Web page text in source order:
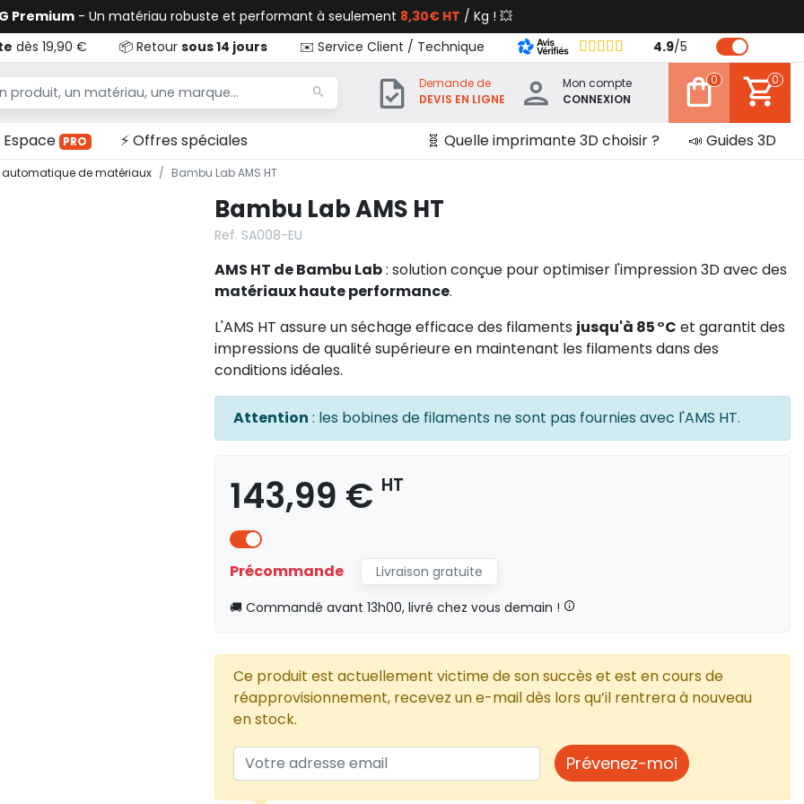
Premium - Un matériau robuste et performant à seulement 8,30€ HT / Kg ! 💥
dès 19,90 € 📦 Retour sous 14 jours ✉️ Service Client / Technique 4.9/5
Demande de
DEVIS EN LIGNE
Mon compte
CONNEXION
0 0
Espace PRO ⚡ Offres spéciales 🧬 Quelle imprimante 3D choisir ? 📣 Guides 3D
automatique de matériaux Bambu Lab AMS HT
Bambu Lab AMS HT
Ref. SA008-EU
AMS HT de Bambu Lab: solution conçue pour optimiser l'impression 3D avec des
matériaux haute performance.
L'AMS HT assure un séchage efficace des filaments jusqu'à 85 °C et garantit des
impressions de qualité supérieure en maintenant les filaments dans des
conditions idéales.
Attention : les bobines de filaments ne sont pas fournies avec l'AMS HT.
143,99 € HT
Précommande
Livraison gratuite
🚚 Commandé avant 13h00, livré chez vous demain !
Ce produit est actuellement victime de son succès et est en cours de
réapprovisionnement, recevez un e-mail dès lors qu’il rentrera à nouveau
en stock.
Prévenez-moi